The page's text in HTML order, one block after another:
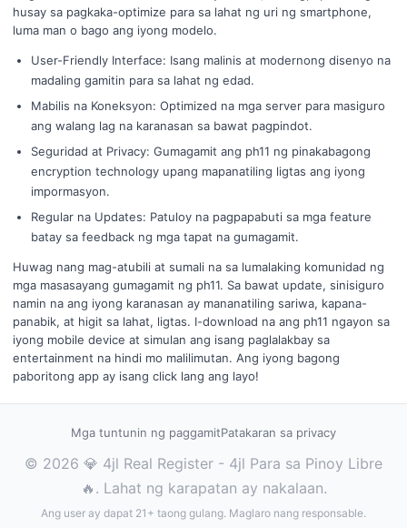
husay sa pagkaka-optimize para sa lahat ng uri ng smartphone,
luma man o bago ang iyong modelo.
User-Friendly Interface: Isang malinis at modernong disenyo na
madaling gamitin para sa lahat ng edad.
Mabilis na Koneksyon: Optimized na mga server para masiguro
ang walang lag na karanasan sa bawat pagpindot.
Seguridad at Privacy: Gumagamit ang ph11 ng pinakabagong
encryption technology upang mapanatiling ligtas ang iyong
impormasyon.
Regular na Updates: Patuloy na pagpapabuti sa mga feature
batay sa feedback ng mga tapat na gumagamit.
Huwag nang mag-atubili at sumali na sa lumalaking komunidad ng
mga masasayang gumagamit ng ph11. Sa bawat update, sinisiguro
namin na ang iyong karanasan ay mananatiling sariwa, kapana-
panabik, at higit sa lahat, ligtas. I-download na ang ph11 ngayon sa
iyong mobile device at simulan ang isang paglalakbay sa
entertainment na hindi mo malilimutan. Ang iyong bagong
paboritong app ay isang click lang ang layo!
Mga tuntunin ng paggamitPatakaran sa privacy
© 2026 💎 4jl Real Register - 4jl Para sa Pinoy Libre
🔥. Lahat ng karapatan ay nakalaan.
Ang user ay dapat 21+ taong gulang. Maglaro nang responsable.